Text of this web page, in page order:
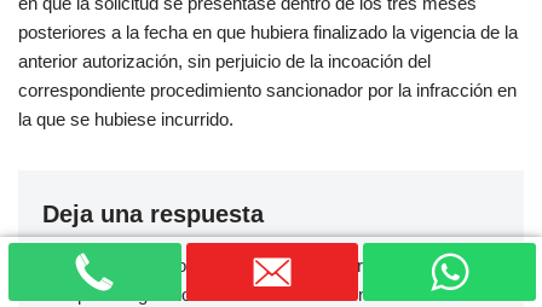
posteriores a la fecha en que hubiera finalizado la vigencia de la
anterior autorización, sin perjuicio de la incoación del
correspondiente procedimiento sancionador por la infracción en
la que se hubiese incurrido.
Deja una respuesta
Tu dirección de correo electrónico no será publicada. Los
campos obligatorios están marcados con